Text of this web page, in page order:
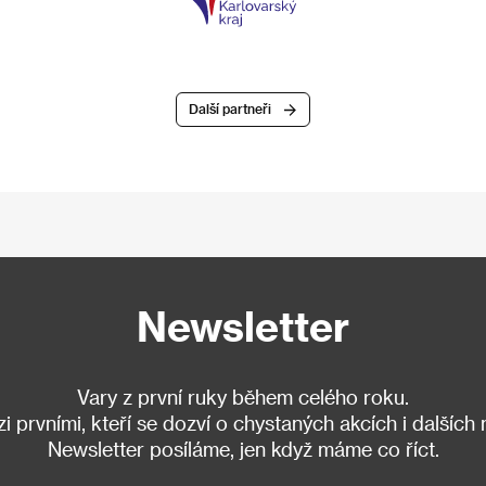
Další partneři
Newsletter
Vary z první ruky během celého roku.
prvními, kteří se dozví o chystaných akcích i dalších
Newsletter posíláme, jen když máme co říct.